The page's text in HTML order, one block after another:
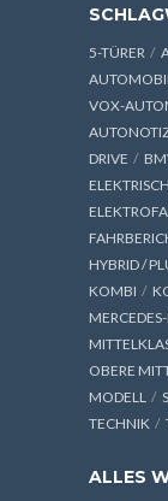
5-TÜRER
AUTOMOBIL
VOX-
DRIVE
ELEKTRISCH
HYBRID /
KOMBI
OBERE
MODELL
TECHNIK
ALLES